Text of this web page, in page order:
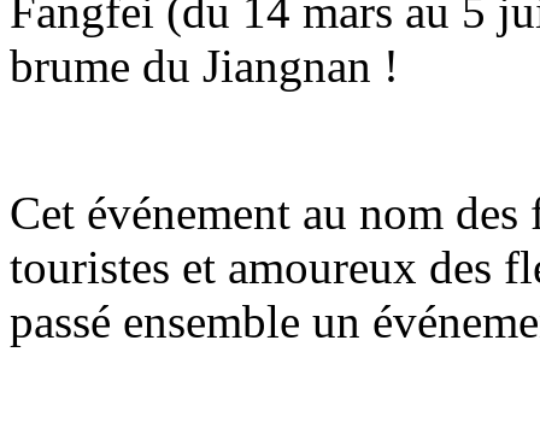
Fangfei (du 14 mars au 5
brume du Jiangnan !
Cet événement au nom
touristes et amoureux des
passé ensemble un